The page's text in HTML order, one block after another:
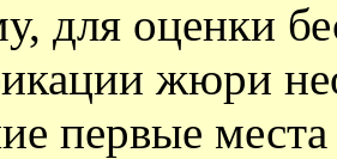
для оценки
жюри
первые